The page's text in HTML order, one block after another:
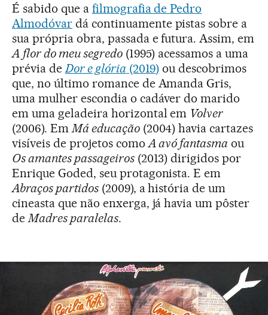
É sabido que a filmografia de Pedro
Almodóvardá continuamente pistas sobre a
sua própria obra, passada e futura. Assim, em
A flor do meu segredo(1995) acessamos a uma
prévia deDor e glória (2019) ou descobrimos
que, no último romance de Amanda Gris,
uma mulher escondia o cadáver do marido
em uma geladeira horizontal em Volver
(2006). EmMá educação(2004) havia cartazes
visíveis de projetos comoA avó fantasma ou
Os amantes passageiros(2013) dirigidos por
Enrique Goded, seu protagonista. E em
Abraços partidos(2009), a história de um
cineasta que não enxerga, já havia um pôster
deMadres paralelas.